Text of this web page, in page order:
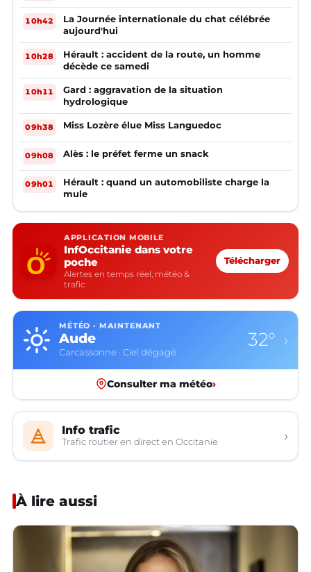
10h42
La Journée internationale du chat célébrée
aujourd'hui
10h28
Hérault : accident de la route, un homme
décède ce samedi
10h11
Gard : aggravation de la situation
hydrologique
09h38 Miss Lozère élue Miss Languedoc
09h08 Alès : le préfet ferme un snack
09h01
Hérault : quand un automobiliste charge la
mule
APPLICATION MOBILE
InfOccitanie dans votre
poche
Alertes en temps réel, météo &
trafic
Télécharger
MÉTÉO · MAINTENANT
Aude
Carcassonne · Ciel dégagé
32° ›
Consulter ma météo›
Info trafic
Trafic routier en direct en Occitanie ›
À lire aussi